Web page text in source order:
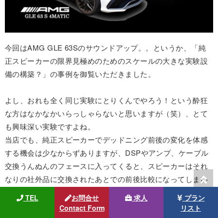
今回はAMG GLE 63Sのサウンドアップ。。というか、「純
正スピーカーの限界見極めのためのスケールの大きな実験設
備の構築？」の事例を御覧いただきました。
よし、おれも全く同じ実験にとりくんでやろう！という酔狂
な方はなかなかいらっしゃらないと思いますが（笑）、とて
も興味深い実験ですよね。
当店でも、純正スピーカーでデッドニング前後の変化を体感
する機会は少なからずありますが、DSPやアンプ、ケーブル
交換うんぬんのフェースに入ってくると、スピーカーはそれ
なりの社外品に交換されたあとでの前後比較になってしまい
ますので、興味津々でした。
TEL
お問合せ
Contact Form
求人
プラン
リスト